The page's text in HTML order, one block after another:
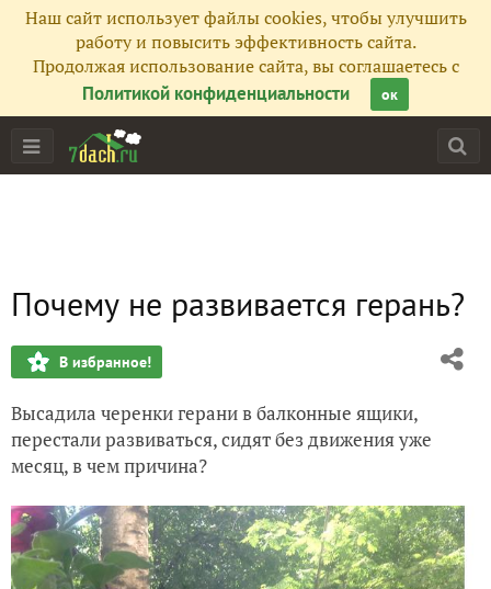
Наш сайт использует файлы cookies, чтобы улучшить
работу и повысить эффективность сайта.
Продолжая использование сайта, вы соглашаетесь с
Политикой конфиденциальности
ок
Почему не развивается герань?
В избранное!
Высадила черенки герани в балконные ящики,
перестали развиваться, сидят без движения уже
месяц, в чем причина?